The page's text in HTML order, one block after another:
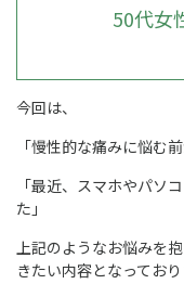
50代女
今回は、
「慢性的な痛みに悩む
「最近、スマホやパソ
た」
上記のようなお悩みを
きたい内容となっており